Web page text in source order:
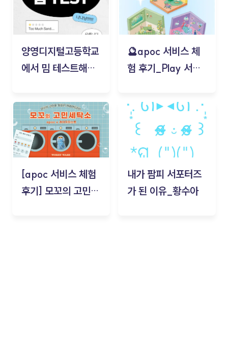
양영디지털고등학교
에서 밈 테스트해보
🔮apoc 서비스 체
험 후기_Play 서비
김태현
[apoc 서비스 체험
후기] 모꼬의 고민세
내가 팜피 서포터즈
가 된 이유_황수아